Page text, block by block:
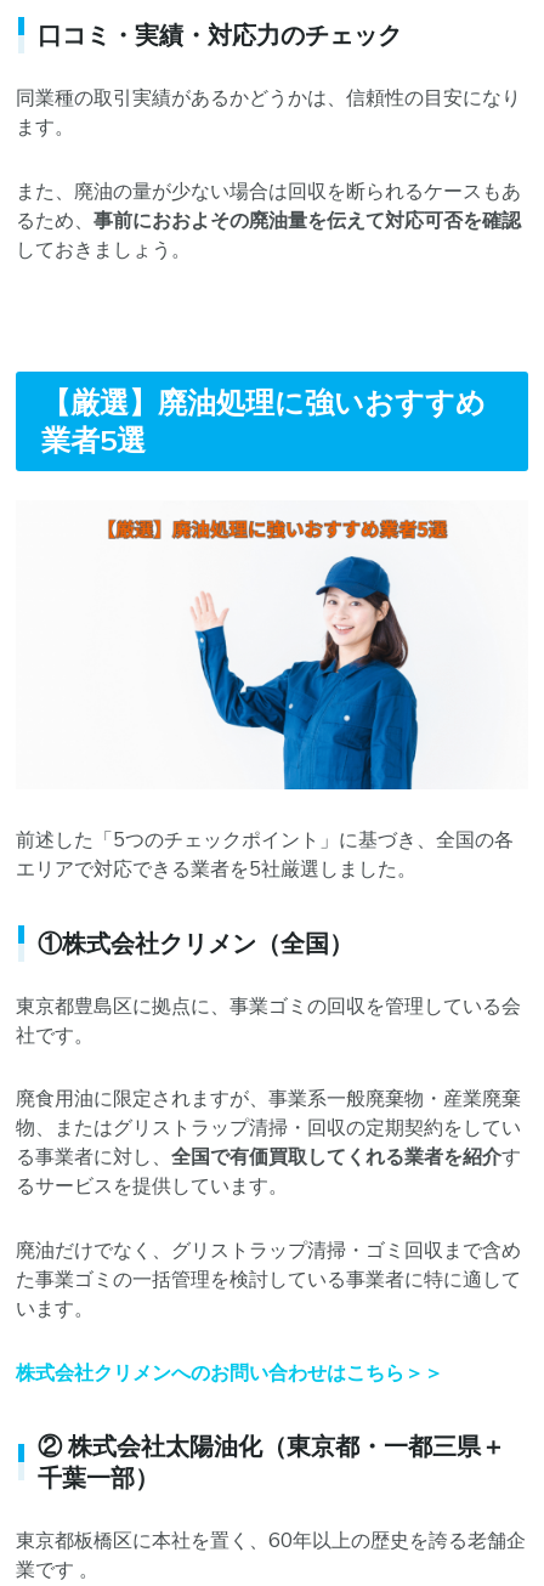
口コミ・実績・対応力のチェック
同業種の取引実績があるかどうかは、信頼性の目安になり
ます。
また、廃油の量が少ない場合は回収を断られるケースもあ
るため、事前におおよその廃油量を伝えて対応可否を確認
しておきましょう。
【厳選】廃油処理に強いおすすめ
業者5選
前述した「5つのチェックポイント」に基づき、全国の各
エリアで対応できる業者を5社厳選しました。
①株式会社クリメン（全国）
東京都豊島区に拠点に、事業ゴミの回収を管理している会
社です。
廃食用油に限定されますが、事業系一般廃棄物・産業廃棄
物、またはグリストラップ清掃・回収の定期契約をしてい
る事業者に対し、全国で有価買取してくれる業者を紹介す
るサービスを提供しています。
廃油だけでなく、グリストラップ清掃・ゴミ回収まで含め
た事業ゴミの一括管理を検討している事業者に特に適して
います。
株式会社クリメンへのお問い合わせはこちら＞＞
② 株式会社太陽油化（東京都・一都三県＋
千葉一部）
東京都板橋区に本社を置く、60年以上の歴史を誇る老舗企
業です 。